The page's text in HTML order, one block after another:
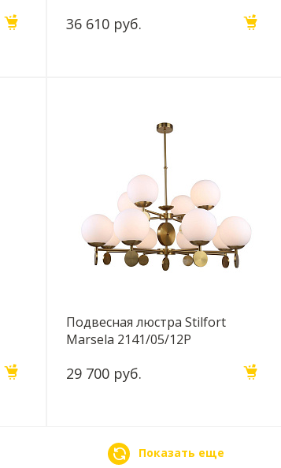
36 610 руб.
Подвесная люстра Stilfort
Marsela 2141/05/12P
29 700 руб.
Показать еще